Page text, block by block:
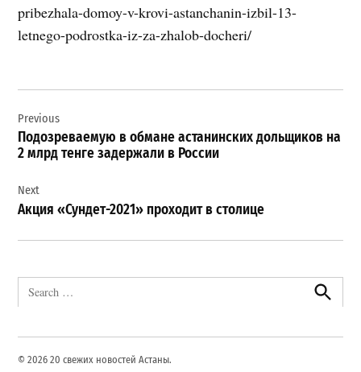
pribezhala-domoy-v-krovi-astanchanin-izbil-13-
letnego-podrostka-iz-za-zhalob-docheri/
по
записям
Previous
Подозреваемую в обмане астанинских дольщиков на
2 млрд тенге задержали в России
Next
Акция «Сундет-2021» проходит в столице
Search
for:
Search
© 2026 20 свежих новостей Астаны.